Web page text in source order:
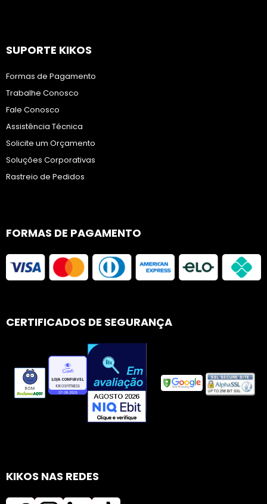
SUPORTE KIKOS
Formas de Pagamento
Trabalhe Conosco
Fale Conosco
Assistência Técnica
Solicite um Orçamento
Soluções Corporativas
Rastreio de Pedidos
FORMAS DE PAGAMENTO
CERTIFICADOS DE SEGURANÇA
KIKOS NAS REDES